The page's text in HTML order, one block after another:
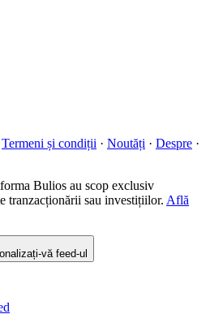
Termeni și condiții · Noutăți · Despre ·
Bulios au scop exclusiv
tranzacționării sau investițiilor. Află
vă feed-ul